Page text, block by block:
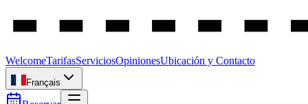
WelcomeTarifasServiciosOpinionesUbicación y Contacto
Français